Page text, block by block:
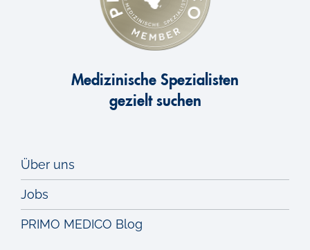
Medizinische Spezialisten
gezielt suchen
Über uns
Jobs
PRIMO MEDICO Blog